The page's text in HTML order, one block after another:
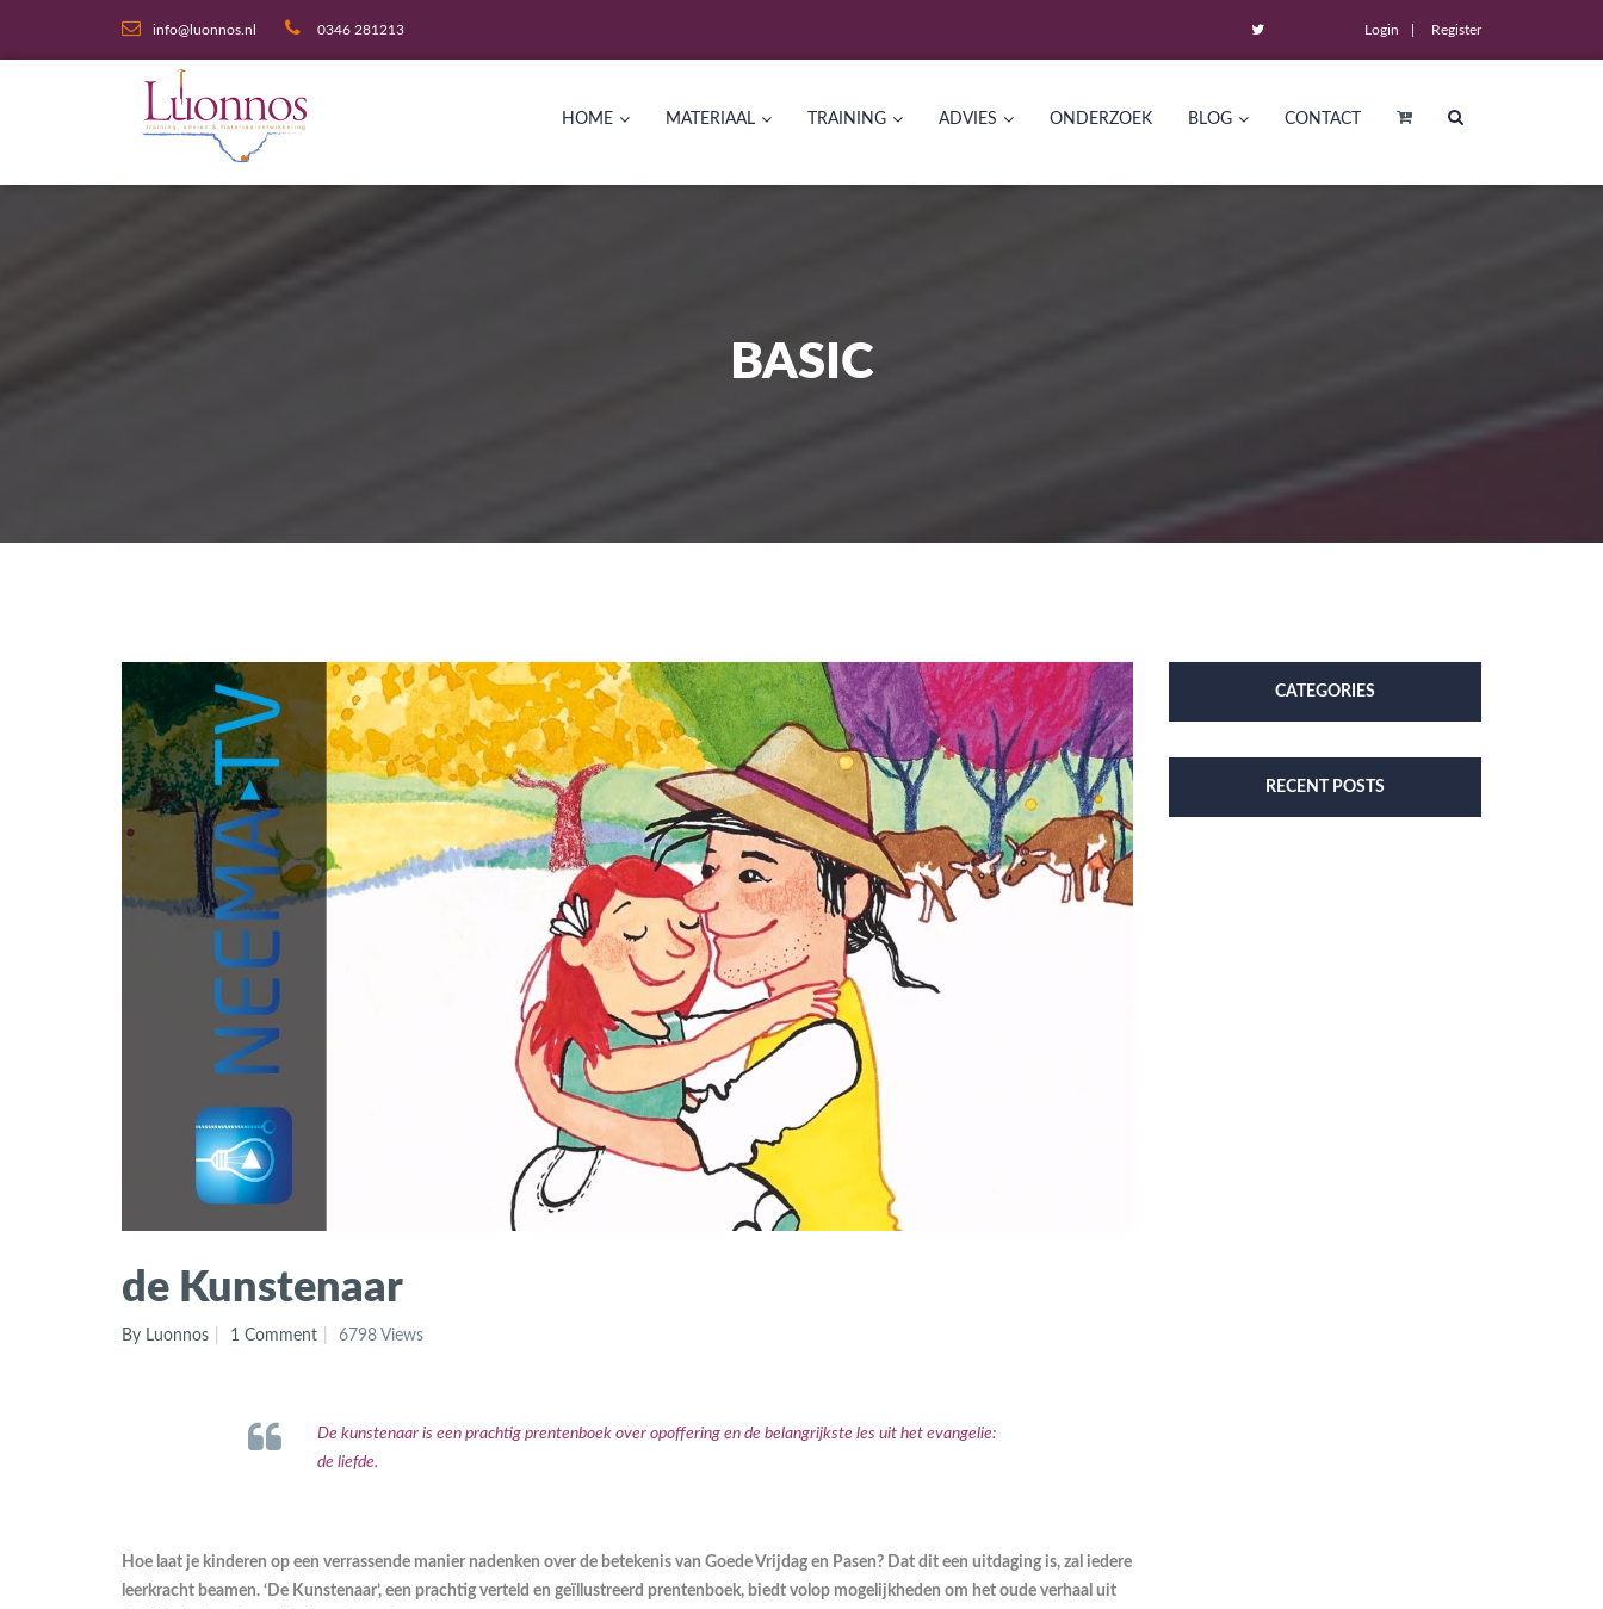
info@luonnos.nl 0346 281213 Login Register
HOME MATERIAAL TRAINING ADVIES ONDERZOEK BLOG CONTACT
BASIC
de Kunstenaar
By Luonnos 1 Comment 6798 Views
De kunstenaaris een prachtig prentenboek over opoffering en de belangrijkste les uit het evangelie:
de liefde.
Hoe laat je kinderen op een verrassende manier nadenken over de betekenis van Goede Vrijdag en Pasen? Dat dit een uitdaging is, zal iedere
leerkracht beamen. ‘De Kunstenaar’, een prachtig verteld en geïllustreerd prentenboek, biedt volop mogelijkheden om het oude verhaal uit
CATEGORIES
RECENT POSTS